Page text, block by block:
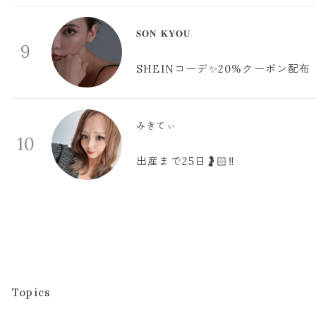
9
𝐒𝐎𝐍 𝐊𝐘𝐎𝐔
SHEINコーデ✨20%クーポン配布
10
みきてぃ
出産まで25日🤰🏻‼️
Topics